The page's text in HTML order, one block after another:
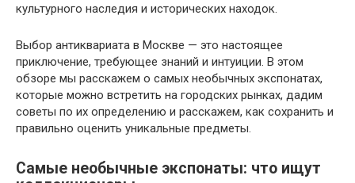
культурного наследия и исторических находок.
Выбор антиквариата в Москве — это настоящее
приключение, требующее знаний и интуиции. В этом
обзоре мы расскажем о самых необычных экспонатах,
которые можно встретить на городских рынках, дадим
советы по их определению и расскажем, как сохранить и
правильно оценить уникальные предметы.
Самые необычные экспонаты: что ищут